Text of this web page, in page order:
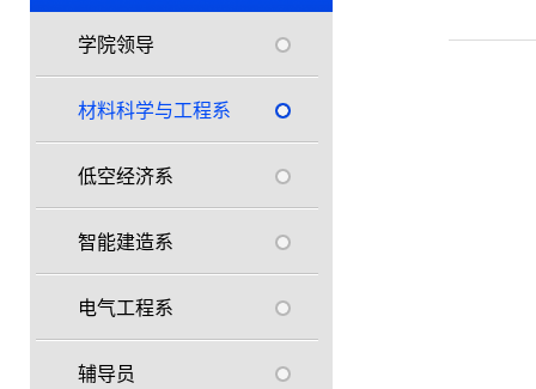
学院领导
材料科学与工程系
低空经济系
智能建造系
电气工程系
辅导员